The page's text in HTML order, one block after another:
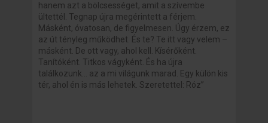
hanem azt a bölcsességet, amit a szívembe
ültettél. Tegnap újra megérintett a férjem.
Másként, óvatosan, de figyelmesen. Úgy érzem, ez
az út tényleg működhet. És te? Te itt vagy velem –
másként. De ott vagy, ahol kell. Kísérőként.
Tanítóként. Titkos vágyként. És ha újra
találkozunk… az a mi világunk marad. Egy külön kis
tér, ahol én is más lehetek. Szeretettel: Róz”